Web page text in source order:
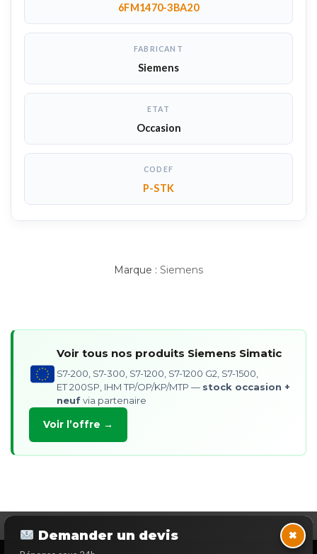
6FM1470-3BA20
FABRICANT
Siemens
ETAT
Occasion
CODEF
P-STK
Marque : Siemens
Voir tous nos produits Siemens Simatic
S7-200, S7-300, S7-1200, S7-1200 G2, S7-1500,
ET 200SP, IHM TP/OP/KP/MTP — stock occasion +
neufvia partenaire
Voir l’offre →
Demander un devis ×